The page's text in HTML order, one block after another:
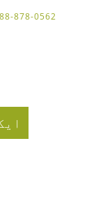
1-888-878-0562 (صرف ڈاکٹر اور طبی